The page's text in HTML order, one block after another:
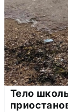
Тело